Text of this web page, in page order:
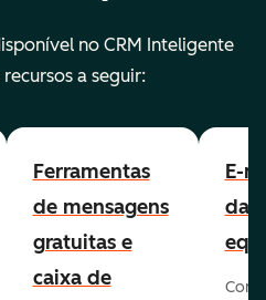
no CRM Inteligente
a seguir:
Ferramentas
de mensagens
gratuitas e
caixa de
E-
da